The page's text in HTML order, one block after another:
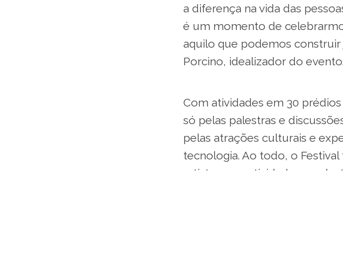
a diferença na vida das
é um momento de
aquilo que podemos
Porcino, idealizador do evento.
Com atividades em 30
só pelas palestras e
pelas atrações culturais e
tecnologia. Ao todo, o
artistas, 300 atividades e